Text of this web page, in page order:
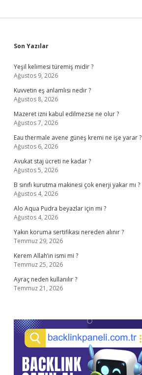
Sidebar
Son Yazılar
Yeşil kelimesi türemiş midir ?
Ağustos 9, 2026
Kuvvetin eş anlamlısı nedir ?
Ağustos 8, 2026
Mazeret izni kabul edilmezse ne olur ?
Ağustos 7, 2026
Eau thermale avene güneş kremi ne işe yarar ?
Ağustos 6, 2026
Avukat staj ücreti ne kadar ?
Ağustos 5, 2026
B sınıfı kurutma makinesi çok enerji yakar mı ?
Ağustos 4, 2026
Alo Aqua Pudra beyazlar için mi ?
Ağustos 4, 2026
Yakın koruma sertifikası nereden alınır ?
Temmuz 29, 2026
Kerem Allah’ın ismi mi ?
Temmuz 25, 2026
Ayraç neden kullanılır ?
Temmuz 21, 2026